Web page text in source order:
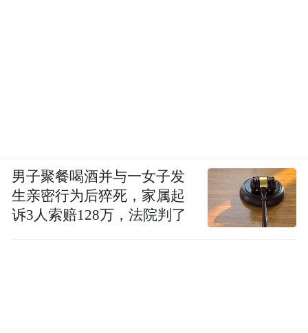
男子聚餐喝酒并与一女子发
生亲密行为后猝死，家属起
诉3人索赔128万，法院判了